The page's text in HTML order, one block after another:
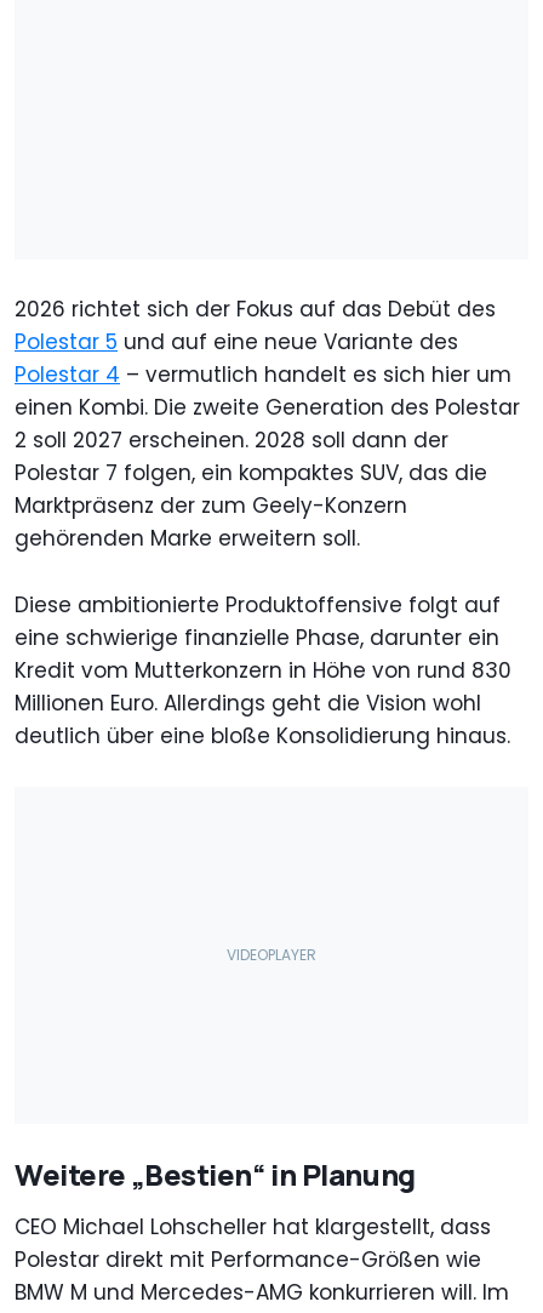
2026 richtet sich der Fokus auf das Debüt des
Polestar 5 und auf eine neue Variante des
Polestar 4 – vermutlich handelt es sich hier um
einen Kombi. Die zweite Generation des Polestar
2 soll 2027 erscheinen. 2028 soll dann der
Polestar 7 folgen, ein kompaktes SUV, das die
Marktpräsenz der zum Geely-Konzern
gehörenden Marke erweitern soll.
Diese ambitionierte Produktoffensive folgt auf
eine schwierige finanzielle Phase, darunter ein
Kredit vom Mutterkonzern in Höhe von rund 830
Millionen Euro. Allerdings geht die Vision wohl
deutlich über eine bloße Konsolidierung hinaus.
Weitere „Bestien“ in Planung
CEO Michael Lohscheller hat klargestellt, dass
Polestar direkt mit Performance-Größen wie
BMW M und Mercedes-AMG konkurrieren will. Im